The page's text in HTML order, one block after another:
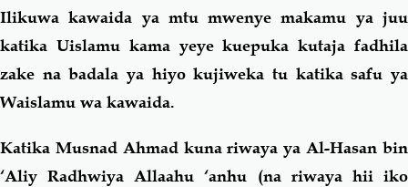
Ilikuwa kawaida ya mtu mwenye makamu ya juu
katika Uislamu kama yeye kuepuka kutaja fadhila
zake na badala ya hiyo kujiweka tu katika safu ya
Waislamu wa kawaida.
Katika Musnad Ahmad kuna riwaya ya Al-Hasan bin
‘Aliy Radhwiya Allaahu ‘anhu (na riwaya hii iko